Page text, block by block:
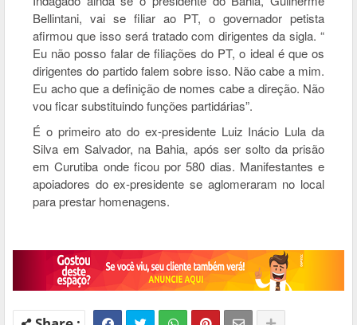
Bellintani, vai se filiar ao PT, o governador petista
afirmou que isso será tratado com dirigentes da sigla. “
Eu não posso falar de filiações do PT, o ideal é que os
dirigentes do partido falem sobre isso. Não cabe a mim.
Eu acho que a definição de nomes cabe a direção. Não
vou ficar substituindo funções partidárias”.
É o primeiro ato do ex-presidente Luiz Inácio Lula da
Silva em Salvador, na Bahia, após ser solto da prisão
em Curutiba onde ficou por 580 dias. Manifestantes e
apoiadores do ex-presidente se aglomeraram no local
para prestar homenagens.